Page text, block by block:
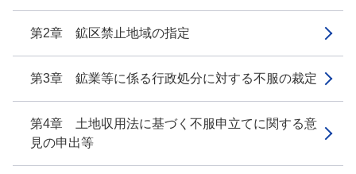
第2章 鉱区禁止地域の指定
第3章 鉱業等に係る行政処分に対する不服の裁定
第4章 土地収用法に基づく不服申立てに関する意
見の申出等